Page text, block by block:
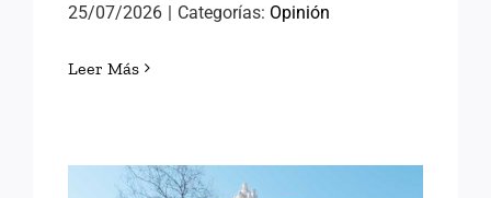
25/07/2026 | Categorías: Opinión
Leer Más